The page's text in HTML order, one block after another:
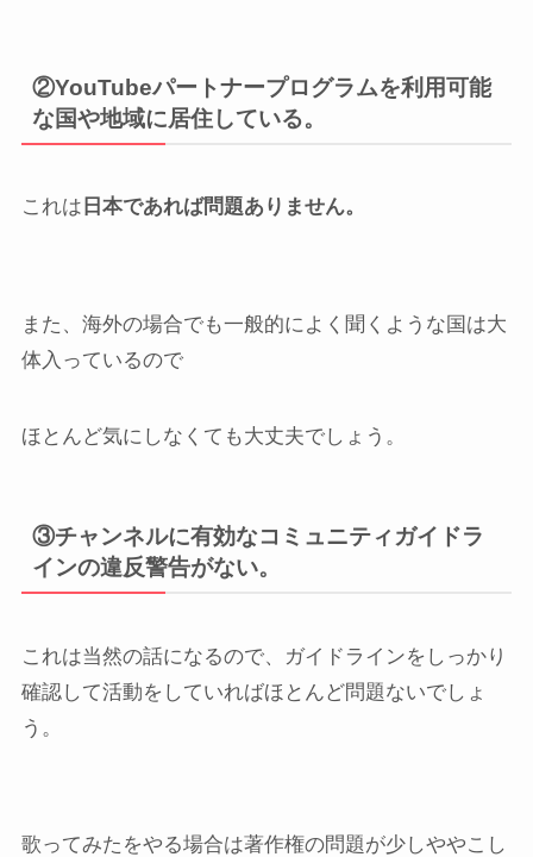
②YouTubeパートナープログラムを利用可能
な国や地域に居住している。
これは 日本であれば問題ありません。
また、海外の場合でも一般的によく聞くような国は大
体入っているので
ほとんど気にしなくても大丈夫でしょう。
③チャンネルに有効なコミュニティガイドラ
インの違反警告がない。
これは当然の話になるので、ガイドラインをしっかり
確認して活動をしていればほとんど問題ないでしょ
う。
歌ってみたをやる場合は著作権の問題が少しややこし